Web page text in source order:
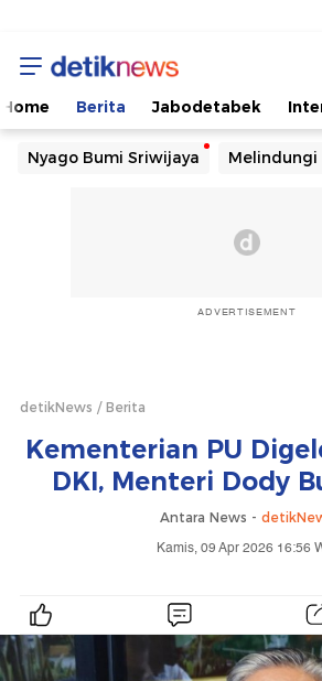
Home Berita Jabodetabek
Nyago Bumi Sriwijaya Melindungi
ADVERTISEMENT
detikNews Berita
Kementerian PU
DKI, Menteri Dody
Antara News -
Kamis, 09 Apr 2026 16:56